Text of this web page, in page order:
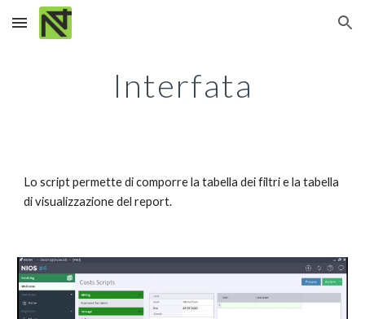
Skip to main content Skip to navigation
Interfata
Lo script permette di comporre la tabella dei filtri e la tabella
di visualizzazione del report.